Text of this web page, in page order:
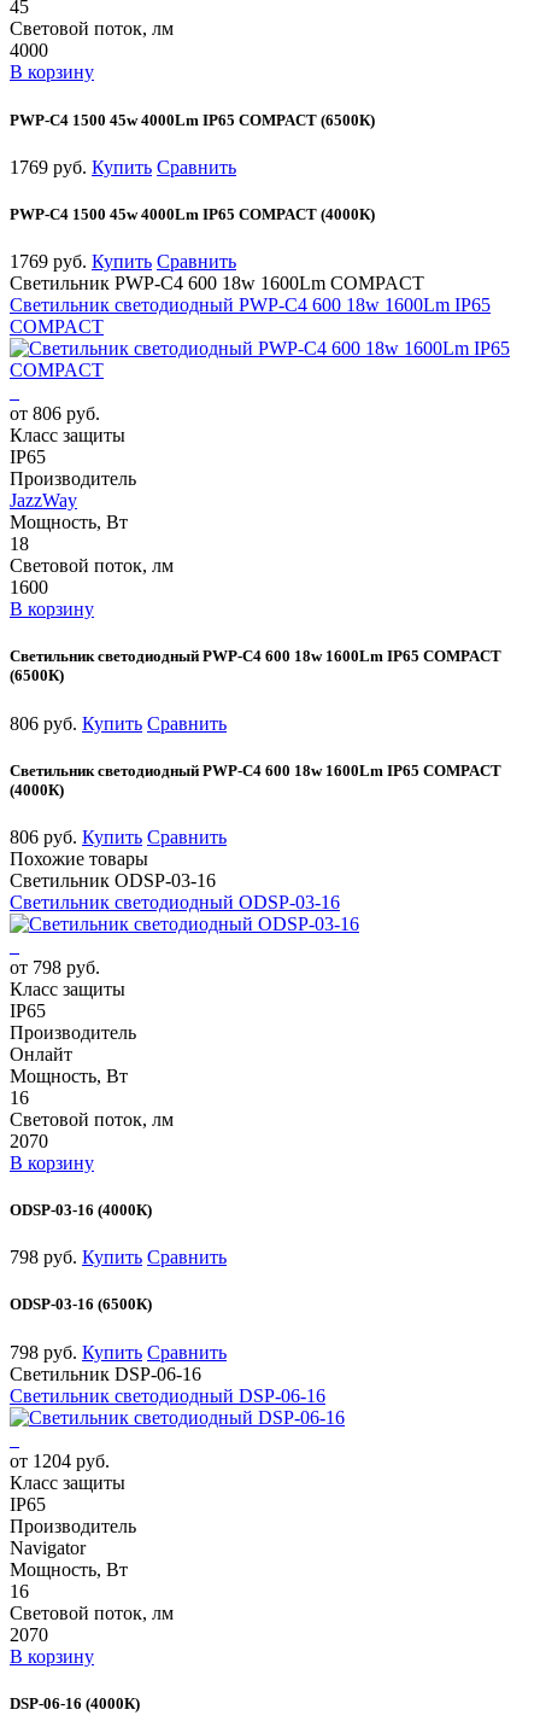
45
Световой поток, лм
4000
В корзину
PWP-С4 1500 45w 4000Lm IP65 COMPACT (6500К)
1769 руб. Купить Сравнить
PWP-С4 1500 45w 4000Lm IP65 COMPACT (4000К)
1769 руб. Купить Сравнить
Светильник PWP-С4 600 18w 1600Lm COMPACT
Светильник светодиодный PWP-С4 600 18w 1600Lm IP65
COMPACT
от 806 руб.
Класс защиты
IP65
Производитель
JazzWay
Мощность, Вт
18
Световой поток, лм
1600
В корзину
Светильник светодиодный PWP-С4 600 18w 1600Lm IP65 COMPACT
(6500К)
806 руб. Купить Сравнить
Светильник светодиодный PWP-С4 600 18w 1600Lm IP65 COMPACT
(4000К)
806 руб. Купить Сравнить
Похожие товары
Светильник ODSP-03-16
Светильник светодиодный ODSP-03-16
от 798 руб.
Класс защиты
IP65
Производитель
Онлайт
Мощность, Вт
16
Световой поток, лм
2070
В корзину
ODSP-03-16 (4000К)
798 руб. Купить Сравнить
ODSP-03-16 (6500К)
798 руб. Купить Сравнить
Светильник DSP-06-16
Светильник светодиодный DSP-06-16
от 1204 руб.
Класс защиты
IP65
Производитель
Navigator
Мощность, Вт
16
Световой поток, лм
2070
В корзину
DSP-06-16 (4000К)